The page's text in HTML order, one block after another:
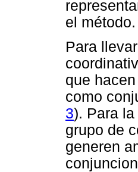
el método.
Para
que
como
3). Para
grupo de
generen